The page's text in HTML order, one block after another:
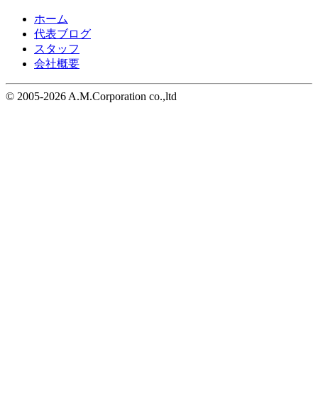
ホーム
代表ブログ
スタッフ
会社概要
© 2005-2026 A.M.Corporation co.,ltd